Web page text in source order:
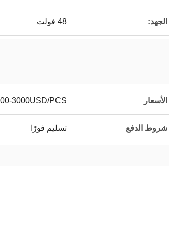
الجهد: 48 فولت
الأسعار 3000USD/PCS
شروط الدفع تسليم فورًا